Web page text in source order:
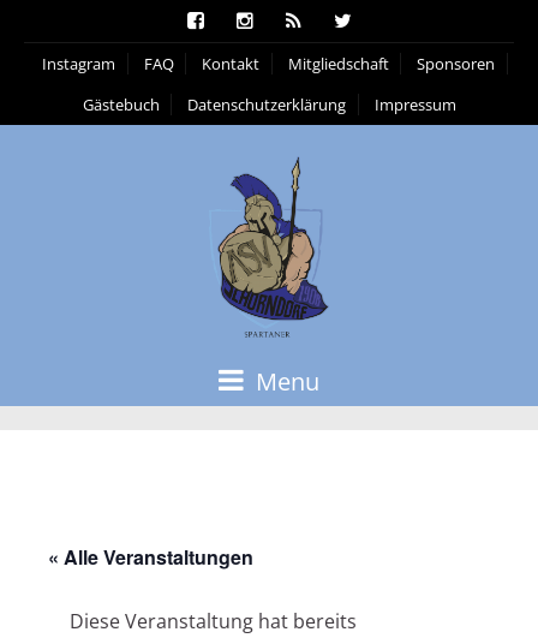
Instagram FAQ Kontakt Mitgliedschaft
Sponsoren
Gästebuch
Datenschutzerklärung Impressum
Menu
« Alle Veranstaltungen
Diese Veranstaltung hat bereits